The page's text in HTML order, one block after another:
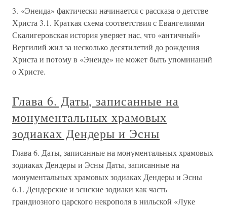
3. «Энеида» фактически начинается с рассказа о детстве
Христа 3.1. Краткая схема соответствия с Евангелиями
Скалигеровская история уверяет нас, что «античный»
Вергилий жил за несколько десятилетий до рождения
Христа и потому в «Энеиде» не может быть упоминаний
о Христе.
Глава 6. Даты, записанные на
монументальных храмовых
зодиаках Дендеры и Эсны
Глава 6. Даты, записанные на монументальных храмовых
зодиаках Дендеры и Эсны Даты, записанные на
монументальных храмовых зодиаках Дендеры и Эсны
6.1. Дендерские и эснские зодиаки как часть
грандиозного царского некрополя в нильской «Луке